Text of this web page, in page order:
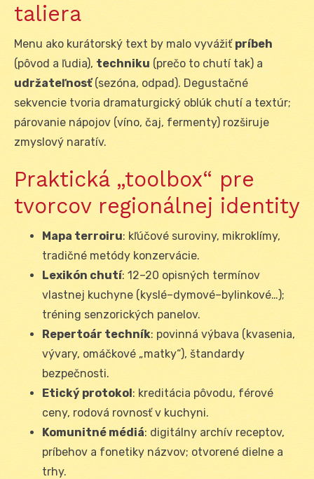
taliera
Menu ako kurátorský text by malo vyvážiť príbeh
(pôvod a ľudia), techniku (prečo to chutí tak) a
udržateľnosť(sezóna, odpad). Degustačné
sekvencie tvoria dramaturgický oblúk chutí a textúr;
párovanie nápojov (víno, čaj, fermenty) rozširuje
zmyslový naratív.
Praktická „toolbox“ pre
tvorcov regionálnej identity
Mapa terroiru: kľúčové suroviny, mikroklímy,
tradičné metódy konzervácie.
Lexikón chutí: 12–20 opisných termínov
vlastnej kuchyne (kyslé–dymové–bylinkové…);
tréning senzorických panelov.
Repertoár techník: povinná výbava (kvasenia,
vývary, omáčkové „matky“), štandardy
bezpečnosti.
Etický protokol: kreditácia pôvodu, férové
ceny, rodová rovnosť v kuchyni.
Komunitné médiá: digitálny archív receptov,
príbehov a fonetiky názvov; otvorené dielne a
trhy.